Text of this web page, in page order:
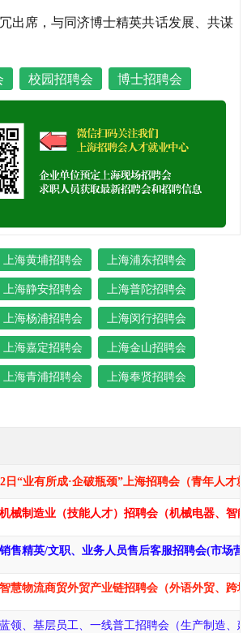
出席，与同济博士精英共话发展、共谋
校园招聘会 博士招聘会
上海黄埔招聘会 上海浦东招聘会
上海静安招聘会 上海普陀招聘会
上海杨浦招聘会 上海闵行招聘会
上海嘉定招聘会 上海金山招聘会
上海青浦招聘会 上海奉贤招聘会
日“业有所成·企破瓶颈​​​”上海招聘会（青年人才
械制造业（技能人才）招聘会（机械电器、智
售精英/文职、业务人员售后客服招聘会(市场
慧物流商贸外贸产业链招聘会（外语外贸、跨
领、基层员工、一线普工招聘会（生产制造、